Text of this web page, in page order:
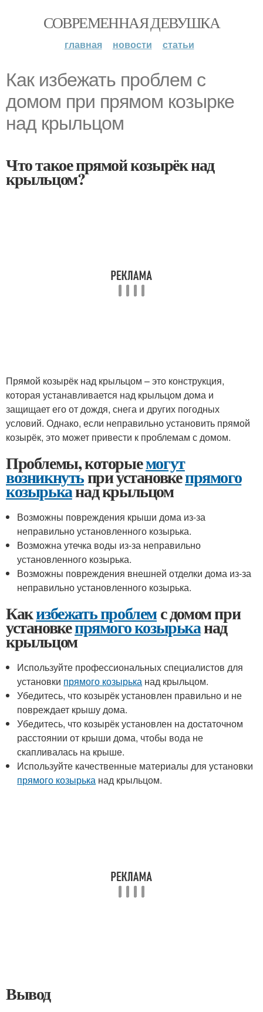
СОВРЕМЕННАЯ ДЕВУШКА
главная новости статьи
Как избежать проблем с
домом при прямом козырке
над крыльцом
Что такое прямой козырёк над
крыльцом?
Прямой козырёк над крыльцом – это конструкция,
которая устанавливается над крыльцом дома и
защищает его от дождя, снега и других погодных
условий. Однако, если неправильно установить прямой
козырёк, это может привести к проблемам с домом.
Проблемы, которыемогут
возникнутьпри установкепрямого
козырьканад крыльцом
Возможны повреждения крыши дома из-за
неправильно установленного козырька.
Возможна утечка воды из-за неправильно
установленного козырька.
Возможны повреждения внешней отделки дома из-за
неправильно установленного козырька.
Какизбежать проблемс домом при
установкепрямого козырьканад
крыльцом
Используйте профессиональных специалистов для
установки прямого козырька над крыльцом.
Убедитесь, что козырёк установлен правильно и не
повреждает крышу дома.
Убедитесь, что козырёк установлен на достаточном
расстоянии от крыши дома, чтобы вода не
скапливалась на крыше.
Используйте качественные материалы для установки
прямого козырька над крыльцом.
Вывод